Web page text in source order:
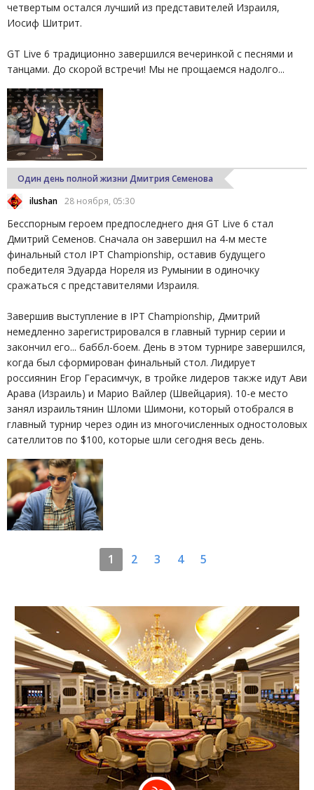
четвертым остался лучший из представителей Израиля,
Иосиф Шитрит.
GT Live 6 традиционно завершился вечеринкой с песнями и
танцами. До скорой встречи! Мы не прощаемся надолго...
Один день полной жизни Дмитрия Семенова
ilushan 28 ноября, 05:30
Бесспорным героем предпоследнего дня GT Live 6 стал
Дмитрий Семенов. Сначала он завершил на 4-м месте
финальный стол IPT Championship, оставив будущего
победителя Эдуарда Нореля из Румынии в одиночку
сражаться с представителями Израиля.
Завершив выступление в IPT Championship, Дмитрий
немедленно зарегистрировался в главный турнир серии и
закончил его... баббл-боем. День в этом турнире завершился,
когда был сформирован финальный стол. Лидирует
россиянин Егор Герасимчук, в тройке лидеров также идут Ави
Арава (Израиль) и Марио Вайлер (Швейцария). 10-е место
занял израильтянин Шломи Шимони, который отобрался в
главный турнир через один из многочисленных одностоловых
сателлитов по $100, которые шли сегодня весь день.
1 2 3 4 5